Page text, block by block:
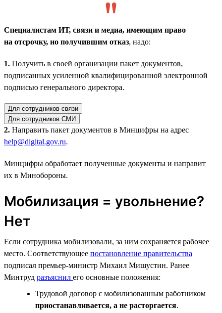
Специалистам ИТ, связи и медиа, имеющим право
на отсрочку, но получившим отказ, надо:
1. Получить в своей организации пакет документов,
подписанных усиленной квалифицированной электронной
подписью генерального директора.
Для сотрудников связи
Для сотрудников СМИ
2. Направить пакет документов в Минцифры на адрес
help@digital.gov.ru.
Минцифры обработает полученные документы и направит
их в Минобороны.
Мобилизация = увольнение?
Нет
Если сотрудника мобилизовали, за ним сохраняется рабочее
место. Соответствующее постановление правительства
подписал премьер-министр Михаил Мишустин. Ранее
Минтруд разъяснил его основные положения:
Трудовой договор с мобилизованным работником
приостанавливается, а не расторгается.